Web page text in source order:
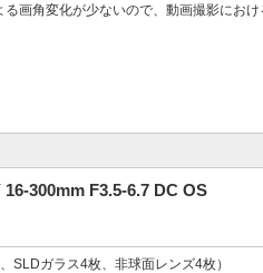
画角変化が少ないので、動画撮影にお
300mm F3.5-6.7 DC OS
SLDガラス4枚、非球面レンズ4枚）